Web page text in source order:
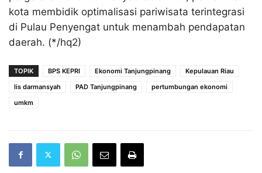
kota membidik optimalisasi pariwisata terintegrasi
di Pulau Penyengat untuk menambah pendapatan
daerah. (*/hq2)
TOPIK BPS KEPRI Ekonomi Tanjungpinang
Kepulauan Riau
lis darmansyah
PAD Tanjungpinang
pertumbungan ekonomi
umkm